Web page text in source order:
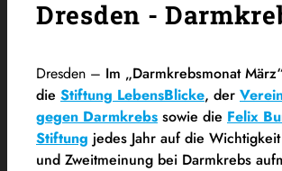
Dresden -
Dresden – Im „Darmkrebsmonat
die Stiftung LebensBlicke, der
gegen Darmkrebs sowie die Felix
Stiftung jedes Jahr auf die
und Zweitmeinung bei Darmkrebs